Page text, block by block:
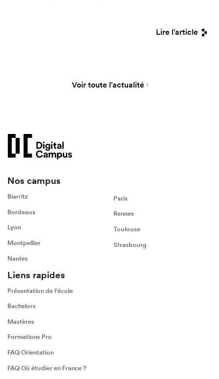
Lire l'article
Voir toute l'actualité
Nos campus
Biarritz
Bordeaux
Lyon
Montpellier
Nantes
Paris
Rennes
Toulouse
Strasbourg
Liens rapides
Présentation de l'école
Bachelors
Mastères
Formations Pro
FAQ Orientation
FAQ Où étudier en France ?